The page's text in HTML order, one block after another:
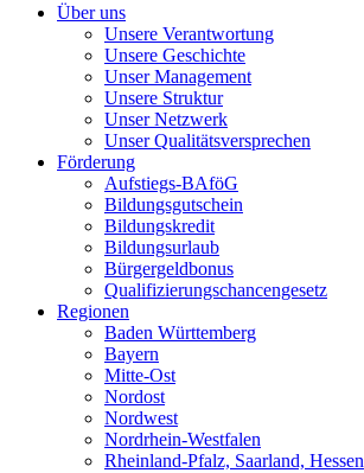
Über uns
Unsere Verantwortung
Unsere Geschichte
Unser Management
Unsere Struktur
Unser Netzwerk
Unser Qualitätsversprechen
Förderung
Aufstiegs-BAföG
Bildungsgutschein
Bildungskredit
Bildungsurlaub
Bürgergeldbonus
Qualifizierungschancengesetz
Regionen
Baden Württemberg
Bayern
Mitte-Ost
Nordost
Nordwest
Nordrhein-Westfalen
Rheinland-Pfalz, Saarland, Hessen